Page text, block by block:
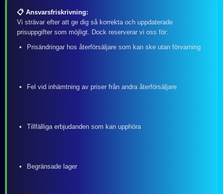
📋 Ansvarsfriskrivning:
Vi strävar efter att ge dig så korrekta och uppdaterade
prisuppgifter som möjligt. Dock reserverar vi oss för:
Prisändringar hos återförsäljare som kan ske utan förvarning
Fel vid inhämtning av priser från andra återförsäljare
Tillfälliga erbjudanden som kan upphöra
Begränsade lager